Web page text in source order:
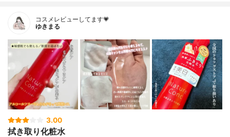
コスメレビューしてます💗
ゆきまる
3.00
拭き取り化粧水